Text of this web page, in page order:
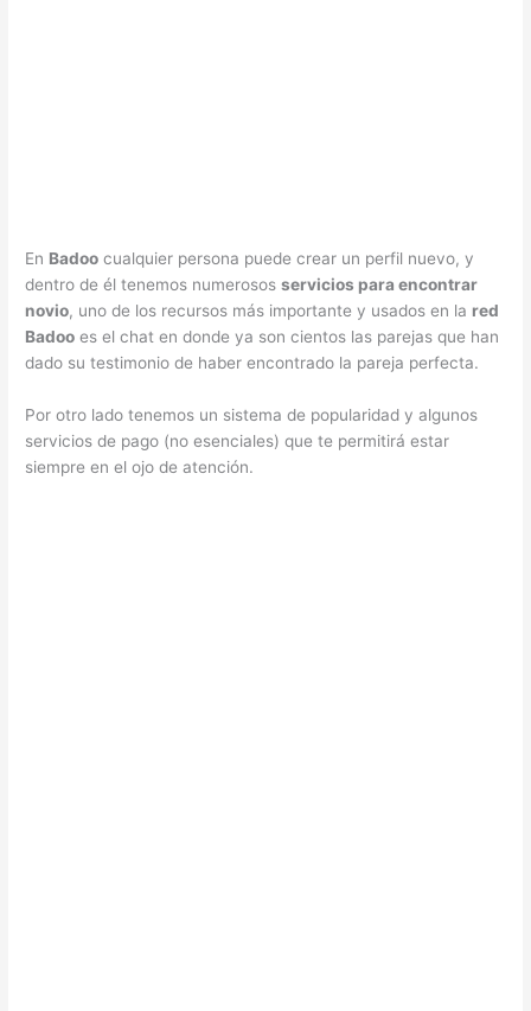
En Badoo cualquier persona puede crear un perfil nuevo, y
dentro de él tenemos numerososservicios para encontrar
novio, uno de los recursos más importante y usados en la red
Badoo es el chat en donde ya son cientos las parejas que han
dado su testimonio de haber encontrado la pareja perfecta.
Por otro lado tenemos un sistema de popularidad y algunos
servicios de pago (no esenciales) que te permitirá estar
siempre en el ojo de atención.